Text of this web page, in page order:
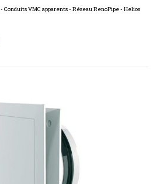
- Conduits VMC apparents - Réseau RenoPipe - Helios